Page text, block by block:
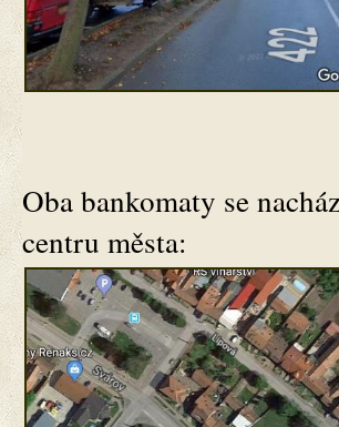
Oba bankomaty se
centru města: